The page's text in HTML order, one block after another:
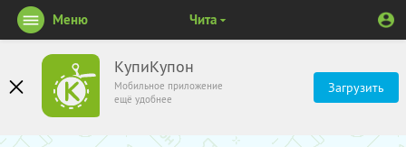
КупиКупон
Мобильное приложение
ещё удобнее
Загрузить
Меню Чита